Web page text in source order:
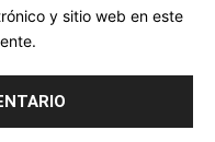
y sitio web en este